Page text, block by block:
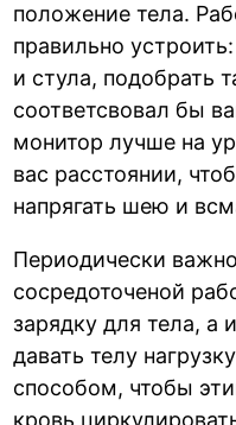
положение тела.
правильно
и стула, подобрать
соответсвовал бы
монитор лучше на
вас расстоянии,
напрягать шею и
Периодически
сосредоточеной
зарядку для тела, а
давать телу
способом, чтобы
кровь